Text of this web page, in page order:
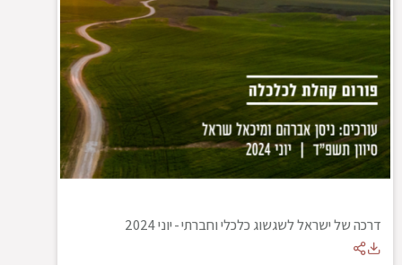
דרכה של ישראל לשגשוג כלכלי וחברתי-יוני 2024